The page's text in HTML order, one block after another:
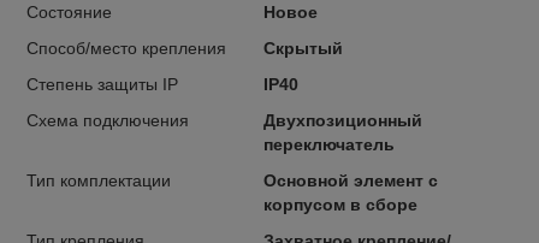
Состояние
Новое
Способ/место крепления
Скрытый
Степень защиты IP
IP40
Схема подключения
Двухпозиционный
переключатель
Тип комплектации
Основной элемент с
корпусом в сборе